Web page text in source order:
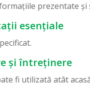
prezentate și
esențiale
și întreținere
fi utilizată atât